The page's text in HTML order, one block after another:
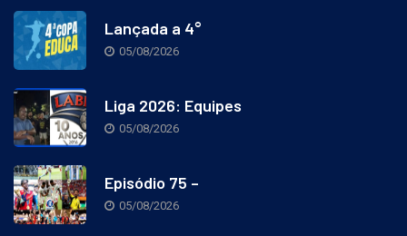
Lançada a 4°
05/08/2026
Liga 2026: Equipes
05/08/2026
Episódio 75 –
05/08/2026